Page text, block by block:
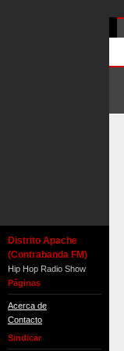
Distrito Apache
(Contrabanda FM)
Hip Hop Radio Show
Páginas
Acerca de
Contacto
Sindicar